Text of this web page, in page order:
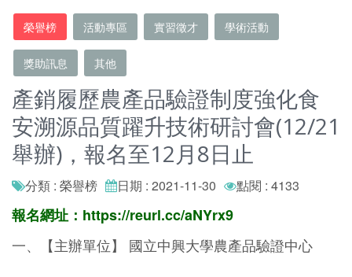
榮譽榜 活動專區 實習徵才 學術活動
獎助訊息 其他
產銷履歷農產品驗證制度強化食
安溯源品質躍升技術研討會(12/21
舉辦)，報名至12月8日止
分類 : 榮譽榜 日期 : 2021-11-30 點閱 : 4133
報名網址：https://reurl.cc/aNYrx9
一、【主辦單位】 國立中興大學農產品驗證中心